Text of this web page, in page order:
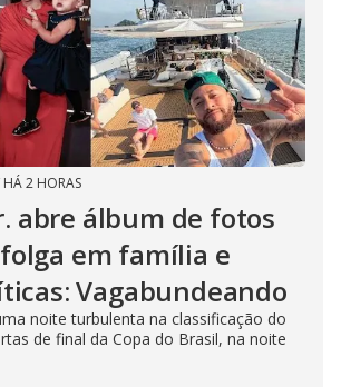
HÁ 2 HORAS
abre álbum de fotos
em família e
Vagabundeando
noite turbulenta na classificação do
de final da Copa do Brasil, na noite